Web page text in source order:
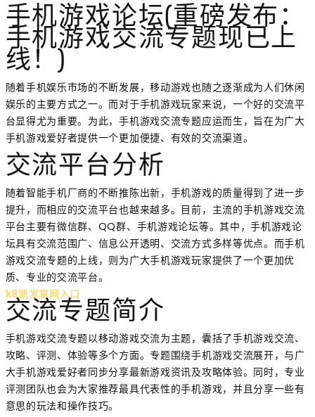
手机游戏论坛(重磅发布：
手机游戏交流专题现已上
线！)
随着手机娱乐市场的不断发展，移动游戏也随之逐渐成为人们休闲
娱乐的主要方式之一。而对于手机游戏玩家来说，一个好的交流平
台显得尤为重要。为此，手机游戏交流专题应运而生，旨在为广大
手机游戏爱好者提供一个更加便捷、有效的交流渠道。
交流平台分析
随着智能手机厂商的不断推陈出新，手机游戏的质量得到了进一步
提升，而相应的交流平台也越来越多。目前，主流的手机游戏交流
平台主要有微信群、QQ群、手机游戏论坛等。其中，手机游戏论
坛具有交流范围广、信息公开透明、交流方式多样等优点。而手机
游戏交流专题的上线，则为广大手机游戏玩家提供了一个更加优
质、专业的交流平台。
k8凯发官网入口
交流专题简介
手机游戏交流专题以移动游戏交流为主题，囊括了手机游戏交流、
攻略、评测、体验等多个方面。专题围绕手机游戏交流展开，与广
大手机游戏爱好者同步分享最新游戏资讯及攻略体验。同时，专业
评测团队也会为大家推荐最具代表性的手机游戏，并且分享一些有
意思的玩法和操作技巧。